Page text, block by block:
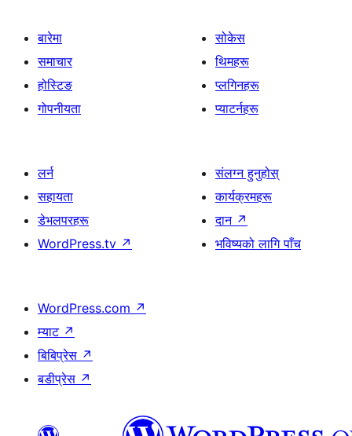
बारेमा
समाचार
होस्टिङ
गोपनीयता
सोकेस
थिमहरू
प्लगिनहरू
प्याटर्नहरू
लर्न
सहायता
डेभलपरहरू
WordPress.tv ↗
संलग्न हुनुहोस्
कार्यक्रमहरू
दान ↗
भविष्यको लागि पाँच
WordPress.com ↗
म्याट ↗
बिबिप्रेस ↗
बडीप्रेस ↗